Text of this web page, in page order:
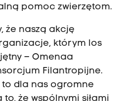
pomoc zwierzętom.
że naszą akcję
którym los
– Omenaa
Filantropijne.
dla nas ogromne
że wspólnymi siłami